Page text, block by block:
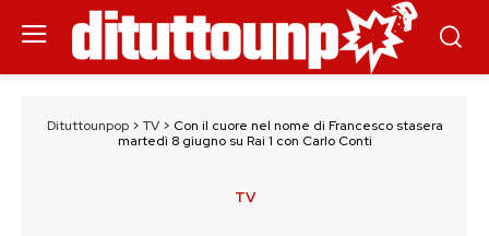
Dituttounpop> TV> Con il cuore nel nome di Francesco stasera
martedì 8 giugno su Rai 1 con Carlo Conti
TV